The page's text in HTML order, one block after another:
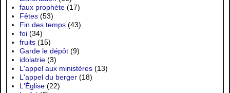
faux prophète (17)
Fêtes (53)
Fin des temps (43)
foi (34)
fruits (15)
Garde le dépôt (9)
idolatrie (3)
L'appel aux ministères (13)
L'appel du berger (18)
L'Église (22)